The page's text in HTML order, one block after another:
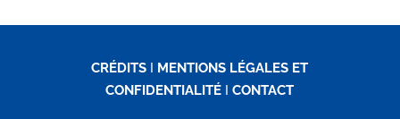
CRÉDITS I MENTIONS LÉGALES ET
CONFIDENTIALITÉ ICONTACT